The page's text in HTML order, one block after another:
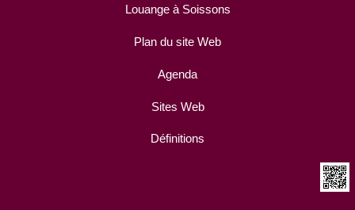
Louange à Soissons
Plan du site Web
Agenda
Sites Web
Définitions